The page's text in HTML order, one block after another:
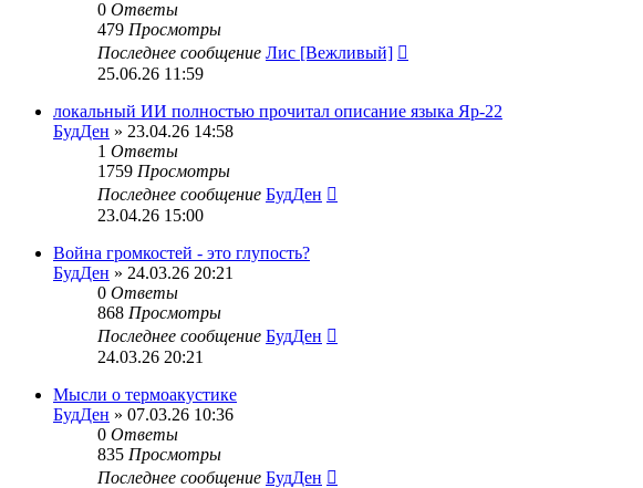
0 Ответы
479 Просмотры
Последнее сообщение Лис [Вежливый]
25.06.26 11:59
локальный ИИ полностью прочитал описание языка Яр-22
БудДен » 23.04.26 14:58
1 Ответы
1759 Просмотры
Последнее сообщение БудДен
23.04.26 15:00
Война громкостей - это глупость?
БудДен » 24.03.26 20:21
0 Ответы
868 Просмотры
Последнее сообщение БудДен
24.03.26 20:21
Мысли о термоакустике
БудДен » 07.03.26 10:36
0 Ответы
835 Просмотры
Последнее сообщение БудДен